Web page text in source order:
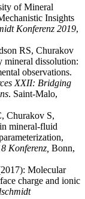
of Mineral
Insights
Konferenz 2019,
RS, Churakov
mineral dissolution:
observations.
XXII: Bridging
. Saint-Malo,
Churakov S,
mineral-fluid
Konferenz, Bonn,
Molecular
charge and ionic